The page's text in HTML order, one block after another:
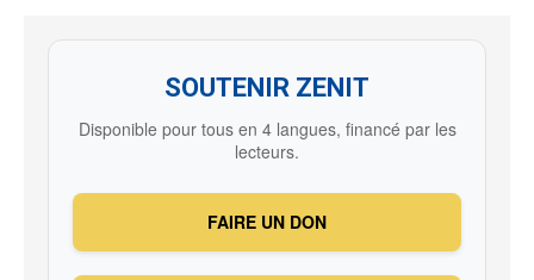
SOUTENIR ZENIT
Disponible pour tous en 4 langues, financé par les
lecteurs.
FAIRE UN DON